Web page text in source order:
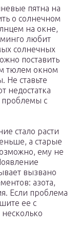
пятна на
о солнечном
на окне,
любит
солнечных
поставить
тюлем окном
Не ставьте
недостатка
проблемы с
стало расти
а старые
ему не
вызвано
азота,
Если проблема
ее с